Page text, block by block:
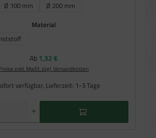
Ø 100 mm
Ø 200 mm
Material
Regulärer Preis:
Ab1,32 €
exkl. MwSt. zzgl. Versandkosten
verfügbar, Lieferzeit: 1-3 Tage
den gewünschten Wert ein oder benutze die Schaltflächen um die Anzahl zu